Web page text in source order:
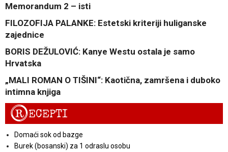
Memorandum 2 – isti
FILOZOFIJA PALANKE: Estetski kriteriji huliganske
zajednice
BORIS DEŽULOVIĆ: Kanye Westu ostala je samo
Hrvatska
„MALI ROMAN O TIŠINI“: Kaotična, zamršena i duboko
intimna knjiga
RECEPTI
Domaći sok od bazge
Burek (bosanski) za 1 odraslu osobu